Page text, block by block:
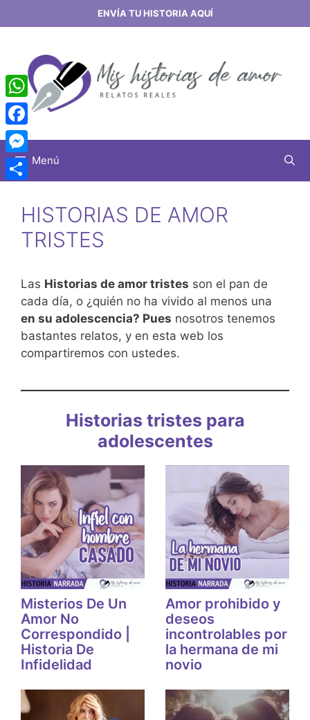
al
ENVÍA TU HISTORIA AQUÍ
Menú
HISTORIAS DE AMOR
TRISTES
Las Historias de amor tristes son el pan de
cada día, o ¿quién no ha vivido al menos una
en su adolescencia? Pues nosotros tenemos
bastantes relatos, y en esta web los
compartiremos con ustedes.
Historias tristes para
adolescentes
Misterios De Un
Amor No
Correspondido |
Historia De
Infidelidad
Amor prohibido y
deseos
incontrolables por
la hermana de mi
novio
WhatsApp
Facebook
Messenger